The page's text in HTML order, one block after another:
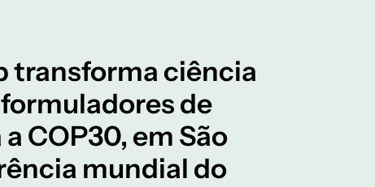
transforma ciência
de
COP30, em São
mundial do